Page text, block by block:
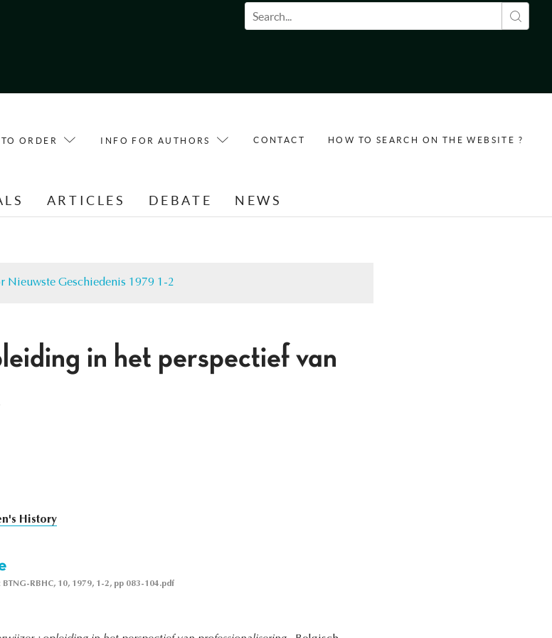
Search form
TO ORDER INFO FOR AUTHORS CONTACT HOW TO SEARCH ON THE WEBSITE ?
ARTICLES DEBATE NEWS
Nieuwste Geschiedenis 1979 1-2
in het perspectief van
History
BTNG-RBHC, 10, 1979, 1-2, pp 083-104.pdf